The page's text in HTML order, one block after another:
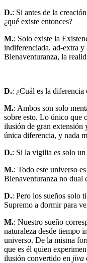
D.: Si antes de la
¿qué existe entonces?
M.: Solo existe la
indiferenciada, ad-extra
Bienaventuranza, la
D.: ¿Cuál es la
M.: Ambos son solo
sobre esto. Lo único que
ilusión de gran extensión
única diferencia, y nada
D.: Si la vigilia es solo un
M.: Todo este universo
Bienaventuranza no dual
D.: Pero los sueños solo
Supremo a dormir para
M.: Nuestro sueño
naturaleza desde tiempo
universo. De la misma
que es él quien
ilusión convertido en jiva